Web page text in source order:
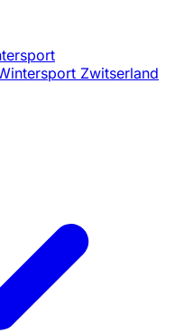
Zwitserland